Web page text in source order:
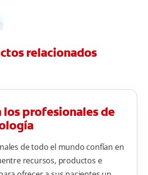
relacionados
los profesionales de
de todo el mundo confían en
recursos, productos e